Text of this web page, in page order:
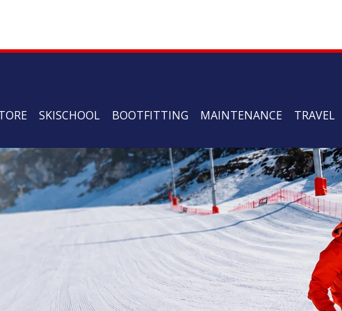
SKISCHOOL BOOTFITTING MAINTENANCE TRAVEL